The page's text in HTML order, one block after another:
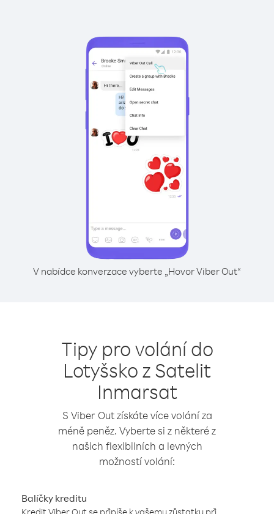
V nabídce konverzace vyberte „Hovor Viber Out“
Tipy pro volání do
Lotyšsko z Satelit
Inmarsat
S Viber Out získáte více volání za
méně peněz. Vyberte si z některé z
našich flexibilních a levných
možností volání:
Balíčky kreditu